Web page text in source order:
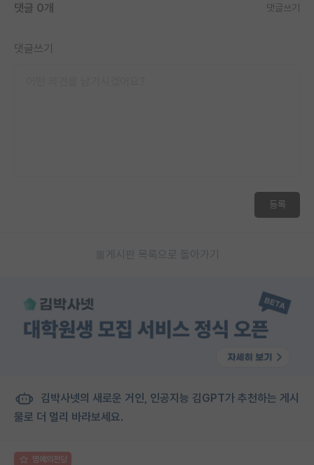
댓글 0개 댓글쓰기
댓글쓰기
등록
게시판 목록으로 돌아가기
김박사넷의 새로운 거인, 인공지능 김GPT가 추천하는 게시
물로 더 멀리 바라보세요.
명예의전당